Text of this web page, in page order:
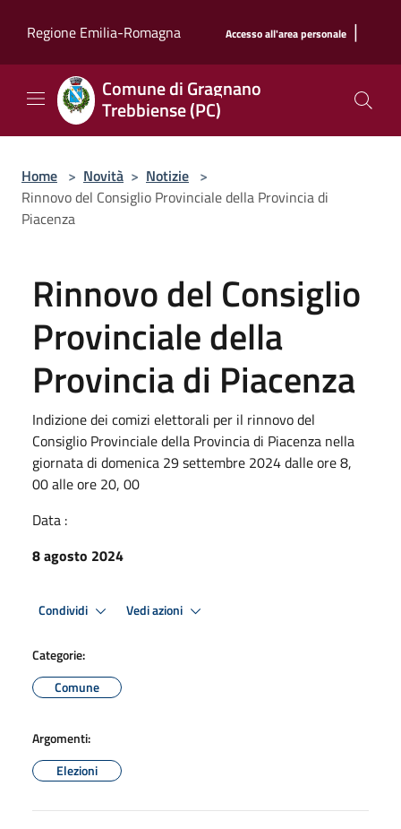
Regione Emilia-Romagna
Accesso all'area personale |
Comune di Gragnano
Trebbiense (PC)
Home > Novità > Notizie >
Rinnovo del Consiglio Provinciale della Provincia di
Piacenza
Rinnovo del Consiglio
Provinciale della
Provincia di Piacenza
Indizione dei comizi elettorali per il rinnovo del
Consiglio Provinciale della Provincia di Piacenza nella
giornata di domenica 29 settembre 2024 dalle ore 8,
00 alle ore 20, 00
Data :
8 agosto 2024
Condividi Vedi azioni
Categorie:
Comune
Argomenti:
Elezioni